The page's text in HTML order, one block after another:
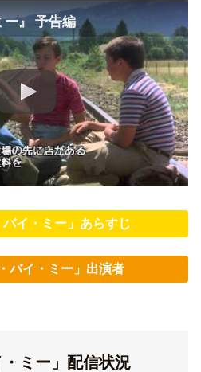
ー』 予告編
バイ・ミー」あらすじ
バイ・ミー」出演者
・ミー」配信状況